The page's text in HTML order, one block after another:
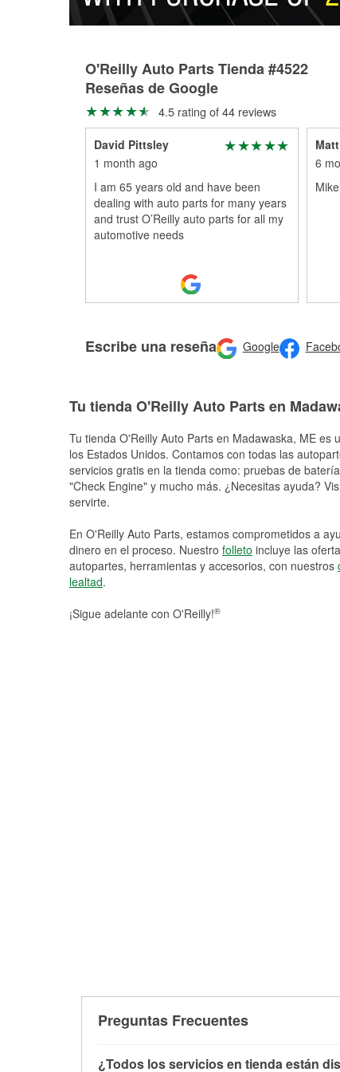
O'Reilly Auto Parts Tienda #4522
Reseñas de Google
4.5 rating of 44 reviews
David Pittsley
1 month ago
I am 65 years old and have been
dealing with auto parts for many years
and trust O’Reilly auto parts for all my
automotive needs
6
Escribe una reseña Google
Tu tienda O'Reilly Auto Parts en
Tu tienda O'Reilly Auto Parts en Madawaska, ME es
los Estados Unidos. Contamos con todas las
servicios gratis en la tienda como: pruebas de
"Check Engine" y mucho más. ¿Necesitas ayuda?
servirte.
En O'Reilly Auto Parts, estamos comprometidos a
dinero en el proceso. Nuestro folleto incluye las
autopartes, herramientas y accesorios, con nuestros
lealtad.
¡Sigue adelante con O'Reilly!®
Preguntas Frecuentes
¿Todos los servicios en tienda están